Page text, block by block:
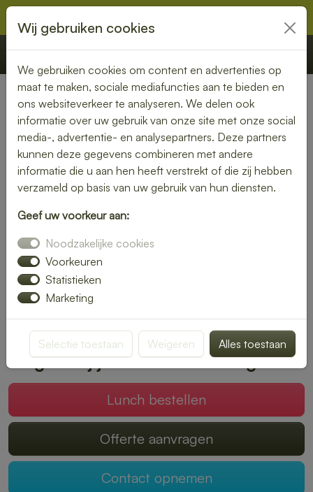
€ 0,00 Offerte Bestellen
Nederland» Giesbeek
Smaakvolle lunch bezorgen in
Giesbeek
lunch bezorgservice in Giesbeek en geniet van heerlijke
gerechten die met liefde zijn bereid. Van knapperige
broodjes tot voedzame salades – wij bezorgen het
rechtstreeks bij jou thuis of op kantoor.
Met een gevarieerd menu is er altijd een lunch die bij jouw
genieten van een onbezorgde middagpauze.
Mogen wij jouw lunch verzorgen?
Lunch bestellen
Offerte aanvragen
Contact opnemen
Wij gebruiken cookies
We gebruiken cookies om content en advertenties op
maat te maken, sociale mediafuncties aan te bieden en
ons websiteverkeer te analyseren. We delen ook
informatie over uw gebruik van onze site met onze social
media-, advertentie- en analysepartners. Deze partners
kunnen deze gegevens combineren met andere
informatie die u aan hen heeft verstrekt of die zij hebben
verzameld op basis van uw gebruik van hun diensten.
Geef uw voorkeur aan:
Noodzakelijke cookies
Voorkeuren
Statistieken
Marketing
Selectie toestaan Weigeren Alles toestaan